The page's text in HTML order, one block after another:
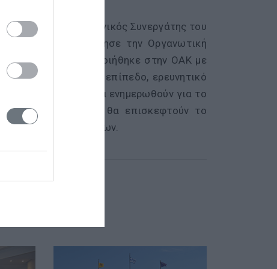
ο Επιστημονικός Συνεργάτης του
και ευχαρίστησε την Οργανωτική
που πραγματοποιήθηκε στην ΟΑΚ με
σε παγκόσμιο επίπεδο, ερευνητικό
οι συμμετέχοντες θα ενημερωθούν για το
του Ιδρύματος και θα επισκεφτούν το
Μουσείο των Χανίων.